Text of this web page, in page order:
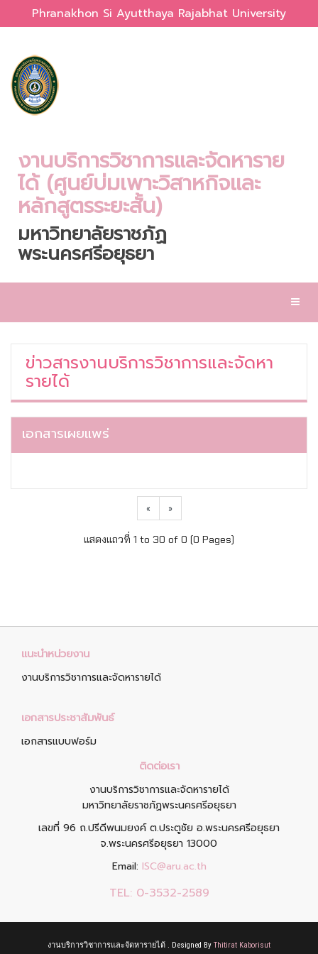
Phranakhon Si Ayutthaya Rajabhat University
งานบริการวิชาการและจัดหาราย
ได้ (ศูนย์บ่มเพาะวิสาหกิจและ
หลักสูตรระยะสั้น)
มหาวิทยาลัยราชภัฏ
พระนครศรีอยุธยา
ข่าวสารงานบริการวิชาการและจัดหา
รายได้
เอกสารเผยแพร่
« »
แสดงแถวที่ 1 to 30 of 0 (0 Pages)
แนะนำหน่วยงาน
งานบริการวิชาการและจัดหารายได้
เอกสารประชาสัมพันธ์
เอกสารแบบฟอร์ม
ติดต่อเรา
งานบริการวิชาการและจัดหารายได้
มหาวิทยาลัยราชภัฏพระนครศรีอยุธยา
เลขที่ 96 ถ.ปรีดีพนมยงค์ ต.ประตูชัย อ.พระนครศรีอยุธยา
จ.พระนครศรีอยุธยา 13000
Email: ISC@aru.ac.th
TEL: 0-3532-2589
งานบริการวิชาการและจัดหารายได้ . Designed By Thitirat Kaborisut